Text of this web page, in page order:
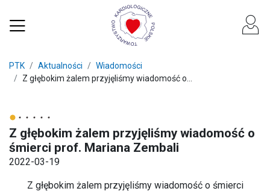
PTK Aktualności
Wiadomości
Z głębokim żalem przyjęliśmy wiadomość o...
Z głębokim żalem przyjęliśmy wiadomość o
śmierci prof. Mariana Zembali
2022-03-19
Z głębokim żalem przyjęliśmy wiadomość o śmierci